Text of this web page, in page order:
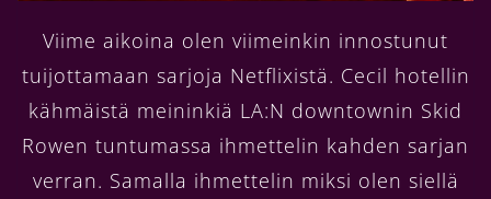
Viime aikoina olen viimeinkin innostunut
tuijottamaan sarjoja Netflixistä. Cecil hotellin
kähmäistä meininkiä LA:N downtownin Skid
Rowen tuntumassa ihmettelin kahden sarjan
verran. Samalla ihmettelin miksi olen siellä